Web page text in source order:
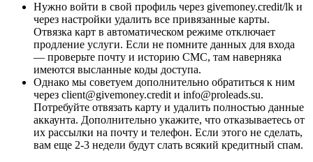
Нужно войти в свой профиль через givemoney.credit/lk и
через настройки удалить все привязанные карты.
Отвязка карт в автоматическом режиме отключает
продление услуги. Если не помните данных для входа
— проверьте почту и историю СМС, там наверняка
имеются высланные коды доступа.
Однако мы советуем дополнительно обратиться к ним
через client@givemoney.credit и info@proleads.su.
Потребуйте отвязать карту и удалить полностью данные
аккаунта. Дополнительно укажите, что отказываетесь от
их рассылки на почту и телефон. Если этого не сделать,
вам еще 2-3 недели будут слать всякий кредитный спам.